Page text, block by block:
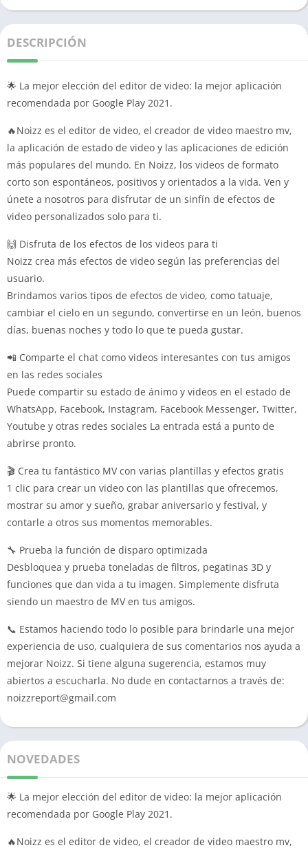
DESCRIPCIÓN
🌟 La mejor elección del editor de video: la mejor aplicación
recomendada por Google Play 2021.
🔥Noizz es el editor de video, el creador de video maestro mv,
la aplicación de estado de video y las aplicaciones de edición
más populares del mundo. En Noizz, los videos de formato
corto son espontáneos, positivos y orientados a la vida. Ven y
únete a nosotros para disfrutar de un sinfín de efectos de
video personalizados solo para ti.
🙌 Disfruta de los efectos de los videos para ti
Noizz crea más efectos de video según las preferencias del
usuario.
Brindamos varios tipos de efectos de video, como tatuaje,
cambiar el cielo en un segundo, convertirse en un león, buenos
días, buenas noches y todo lo que te pueda gustar.
📲 Comparte el chat como videos interesantes con tus amigos
en las redes sociales
Puede compartir su estado de ánimo y videos en el estado de
WhatsApp, Facebook, Instagram, Facebook Messenger, Twitter,
Youtube y otras redes sociales La entrada está a punto de
abrirse pronto.
🎬 Crea tu fantástico MV con varias plantillas y efectos gratis
1 clic para crear un video con las plantillas que ofrecemos,
mostrar su amor y sueño, grabar aniversario y festival, y
contarle a otros sus momentos memorables.
🔧 Prueba la función de disparo optimizada
Desbloquea y prueba toneladas de filtros, pegatinas 3D y
funciones que dan vida a tu imagen. Simplemente disfruta
siendo un maestro de MV en tus amigos.
📞 Estamos haciendo todo lo posible para brindarle una mejor
experiencia de uso, cualquiera de sus comentarios nos ayuda a
mejorar Noizz. Si tiene alguna sugerencia, estamos muy
abiertos a escucharla. No dude en contactarnos a través de:
noizzreport@gmail.com
NOVEDADES
🌟 La mejor elección del editor de video: la mejor aplicación
recomendada por Google Play 2021.
🔥Noizz es el editor de video, el creador de video maestro mv,